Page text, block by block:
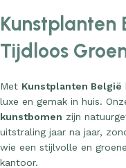
Kunstplanten
Tijdloos
Met Kunstplanten België
luxe en gemak in huis.
kunstbomen zijn
uitstraling jaar na jaar,
wie een stijlvolle en
kantoor.